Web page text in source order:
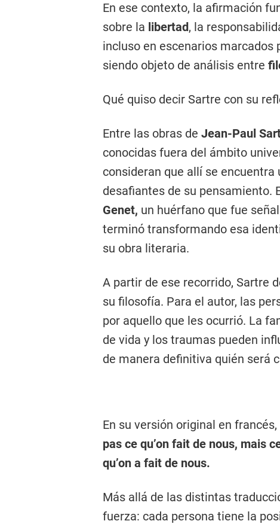
En ese contexto, la afirmación
sobre la libertad, la
incluso en escenarios marcados
siendo objeto de análisis entre
Qué quiso decir Sartre con su
Entre las obras de Jean-Paul
conocidas fuera del ámbito
consideran que allí se
desafiantes de su pensamiento.
Genet, un huérfano que fue
terminó transformando esa
su obra literaria.
A partir de ese recorrido, Sartre
su filosofía. Para el autor, las
por aquello que les ocurrió. La
de vida y los traumas pueden
de manera definitiva quién será
En su versión original en
pas ce qu’on fait de nous, mais
qu’on a fait de nous.
Más allá de las distintas
fuerza: cada persona tiene la